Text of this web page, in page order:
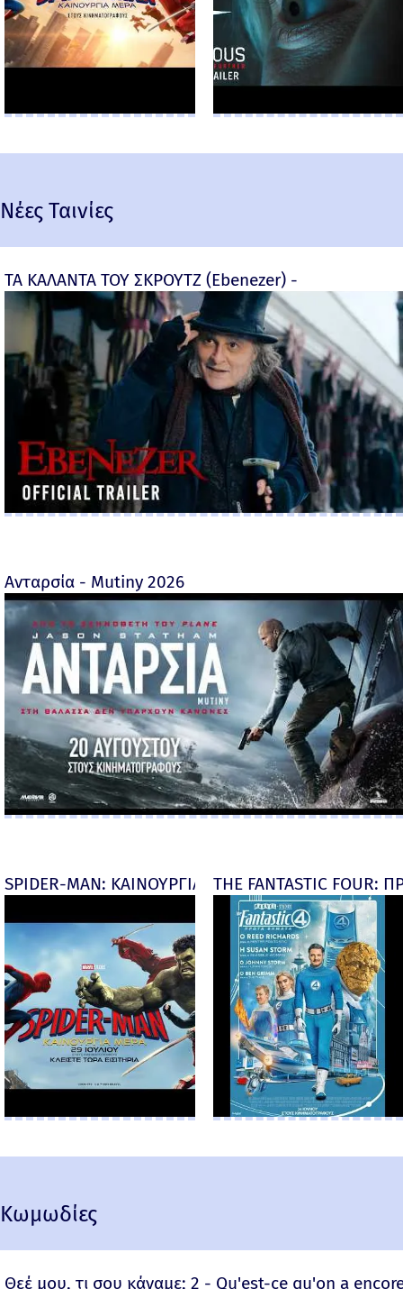
Νέες Ταινίες
ΤΑ ΚΑΛΑΝΤΑ ΤΟΥ ΣΚΡΟΥΤΖ (Ebenezer) -
Ανταρσία - Mutiny 2026
SPIDER-MAN: ΚΑΙΝΟΥΡΓΙΑ ΜΕΡΑ (Spider-Man:
THE FANTASTIC
Κωμωδίες
Θεέ μου, τι σου κάναμε; 2 - Qu'est-ce qu'on a